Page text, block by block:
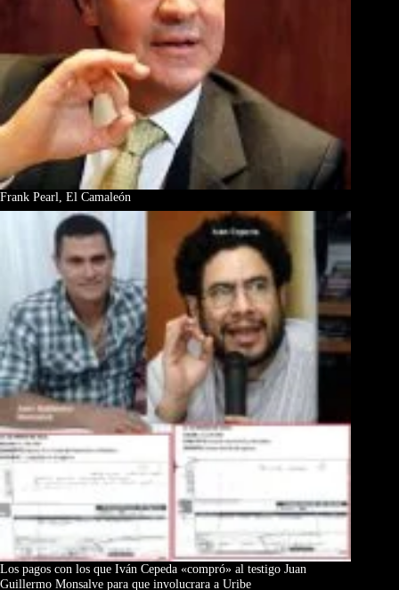
Frank Pearl, El Camaleón
Los pagos con los que Iván Cepeda «compró» al testigo Juan
Guillermo Monsalve para que involucrara a Uribe